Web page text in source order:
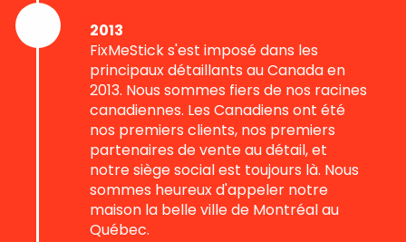
2013
FixMeStick s'est imposé dans les
principaux détaillants au Canada en
2013. Nous sommes fiers de nos racines
canadiennes. Les Canadiens ont été
nos premiers clients, nos premiers
partenaires de vente au détail, et
notre siège social est toujours là. Nous
sommes heureux d'appeler notre
maison la belle ville de Montréal au
Québec.